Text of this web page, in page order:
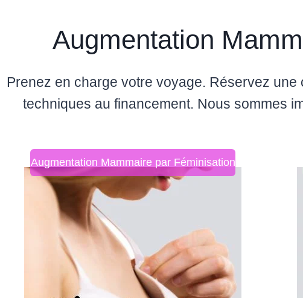
Augmentation
Prenez en charge votre voyage. Réservez
techniques au financement. Nous sommes
Augmentation Mammaire par Féminisation